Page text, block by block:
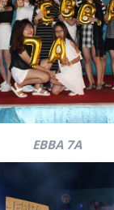
EBBA 7A